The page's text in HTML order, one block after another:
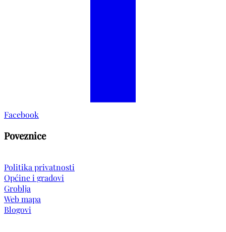
Facebook
Poveznice
Politika privatnosti
Općine i gradovi
Groblja
Web mapa
Blogovi